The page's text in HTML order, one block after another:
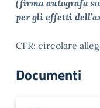
(firma autografa
per gli effetti
CFR: circolare
Documenti